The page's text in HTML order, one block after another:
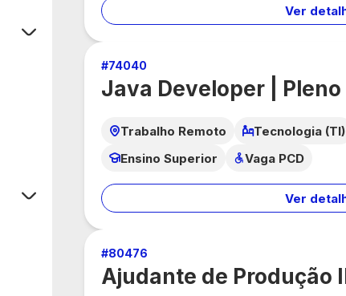
Ver
#74040
Java Developer | Pleno
Trabalho Remoto
Tecnologia (TI)
Ensino Superior
Vaga PCD
Ver
#80476
Ajudante de Produção